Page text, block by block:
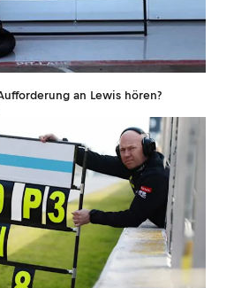
an Lewis hören?